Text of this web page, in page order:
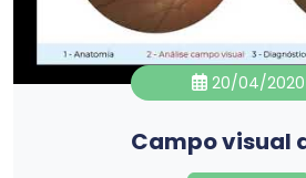
20/04/2020
Campo visual